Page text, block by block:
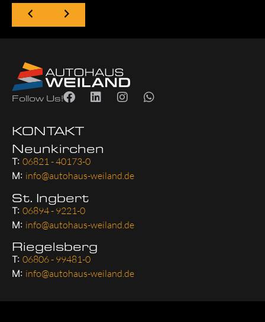
Follow Us!
KONTAKT
Neunkirchen
T: 06821 - 40173-0
M: info@autohaus-weiland.de
St. Ingbert
T: 06894 - 9221-0
M: info@autohaus-weiland.de
Riegelsberg
T: 06806 - 99481-0
M: info@autohaus-weiland.de